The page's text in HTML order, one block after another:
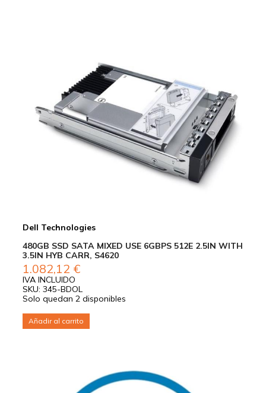
Dell Technologies
480GB SSD SATA MIXED USE 6GBPS 512E 2.5IN WITH
3.5IN HYB CARR, S4620
1.082,12 €
IVA INCLUIDO
SKU: 345-BDOL
Solo quedan 2 disponibles
Añadir al carrito